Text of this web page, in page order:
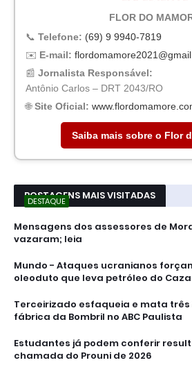
FLOR DO
📞 Telefone: (69) 9 9940-7819
✉️ E-mail:
📰 Jornalista Responsável:
Antônio Carlos – DRT 2043/RO
🌐Site Oficial:
Saiba mais sobre o Flor
POSTAGENS MAIS VISITADAS
DESTAQUE
Mensagens dos assessores de
vazaram; leia
Mundo - Ataques ucranianos
oleoduto que leva petróleo do
Terceirizado esfaqueia e mata
fábrica da Bombril no ABC Paulista
Estudantes já podem conferir
chamada do Prouni de 2026